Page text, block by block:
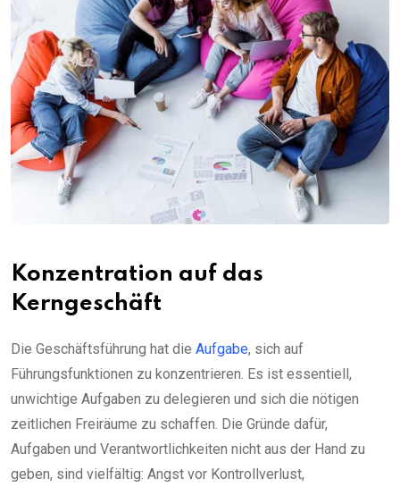
Konzentration auf das
Kerngeschäft
Die Geschäftsführung hat die Aufgabe, sich auf
Führungsfunktionen zu konzentrieren. Es ist essentiell,
unwichtige Aufgaben zu delegieren und sich die nötigen
zeitlichen Freiräume zu schaffen. Die Gründe dafür,
Aufgaben und Verantwortlichkeiten nicht aus der Hand zu
geben, sind vielfältig: Angst vor Kontrollverlust,